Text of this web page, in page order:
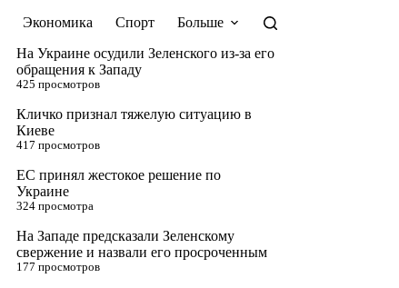
Экономика Спорт
Больше
На Украине осудили Зеленского из-за его
обращения к Западу
425 просмотров
Кличко признал тяжелую ситуацию в
Киеве
417 просмотров
ЕС принял жестокое решение по
Украине
324 просмотра
На Западе предсказали Зеленскому
свержение и назвали его просроченным
177 просмотров